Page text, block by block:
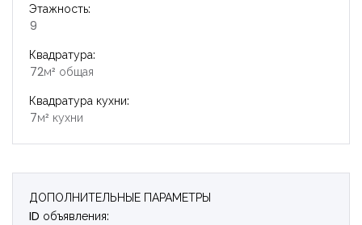
Этажность:
9
Квадратура:
72м² общая
Квадратура кухни:
7м² кухни
ДОПОЛНИТЕЛЬНЫЕ ПАРАМЕТРЫ
ID объявления: